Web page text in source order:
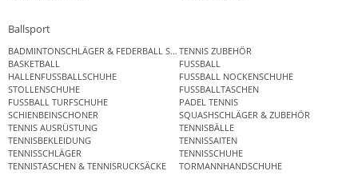
Ballsport
BADMINTONSCHLÄGER & FEDERBALL SETSTENNIS ZUBEHÖR
BASKETBALL
FUSSBALL
HALLENFUSSBALLSCHUHE
FUSSBALL NOCKENSCHUHE
STOLLENSCHUHE
FUSSBALLTASCHEN
FUSSBALL TURFSCHUHE
PADEL TENNIS
SCHIENBEINSCHONER
SQUASHSCHLÄGER & ZUBEHÖR
TENNIS AUSRÜSTUNG
TENNISBÄLLE
TENNISBEKLEIDUNG
TENNISSAITEN
TENNISSCHLÄGER
TENNISSCHUHE
TENNISTASCHEN & TENNISRUCKSÄCKE
TORMANNHANDSCHUHE